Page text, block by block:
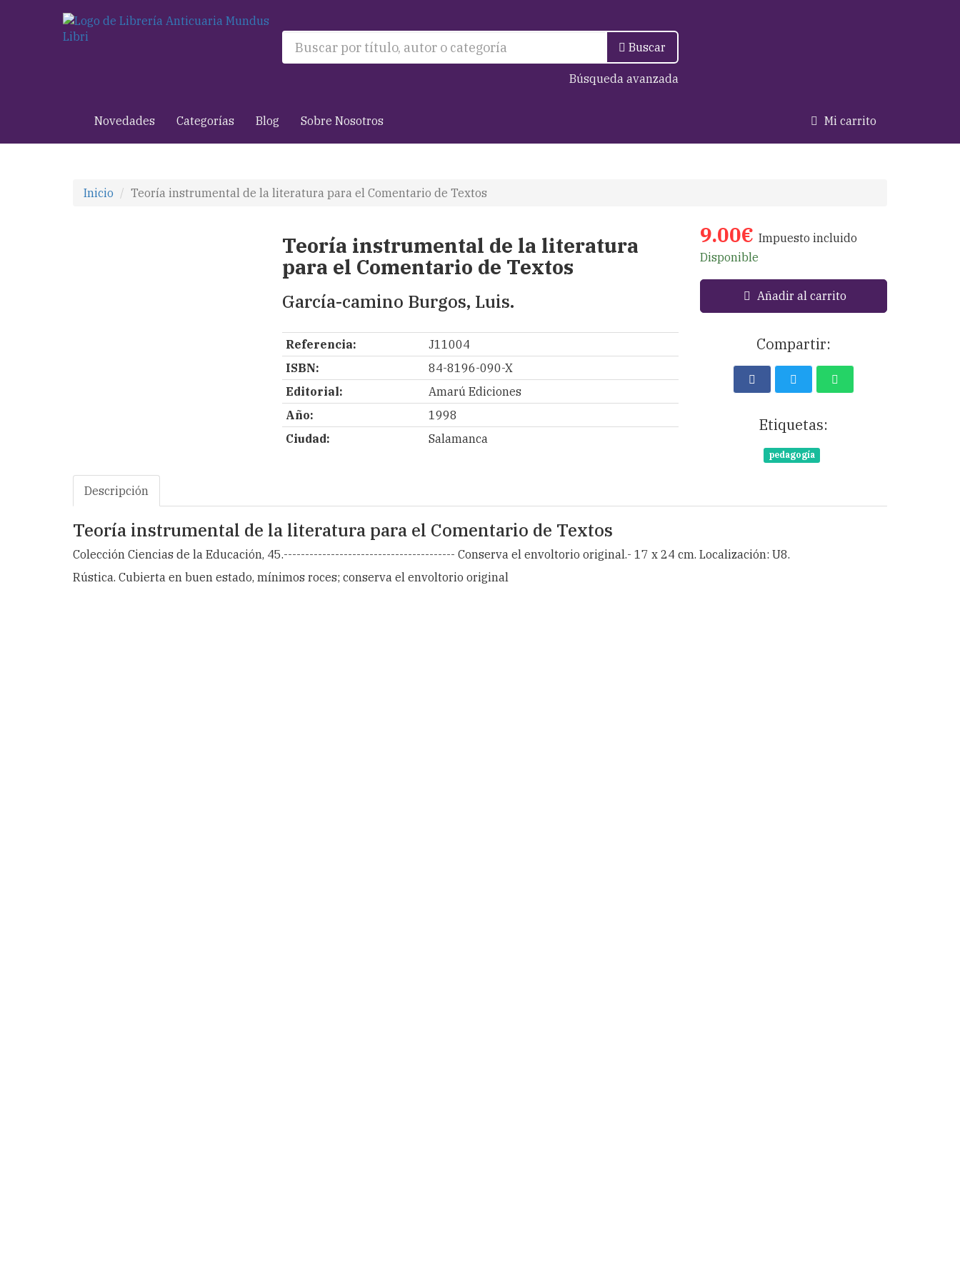
Buscar
Búsqueda avanzada
Novedades Categorías Blog Sobre Nosotros Mi carrito
Inicio Teoría instrumental de la literatura para el Comentario de Textos
Teoría instrumental de la literatura
para el Comentario de Textos
García-camino Burgos, Luis.
Referencia:
J11004
ISBN:
84-8196-090-X
Editorial:
Amarú Ediciones
Año:
1998
Ciudad:
Salamanca
9.00€ Impuesto incluido
Disponible
Añadir al carrito
Compartir:
Etiquetas:
pedagogía
Descripción
Teoría instrumental de la literatura para el Comentario de Textos
Colección Ciencias de la Educación, 45.---------------------------------------- Conserva el envoltorio original.- 17 x 24 cm. Localización: U8.
Rústica. Cubierta en buen estado, mínimos roces; conserva el envoltorio original